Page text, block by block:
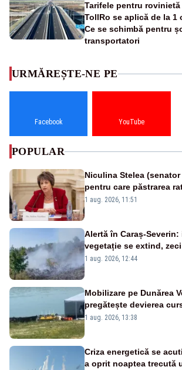
Tarifele pentru
TollRo se aplică de la 1
Ce se schimbă pentru
transportatori
URMĂREȘTE-NE PE
Facebook YouTube
POPULAR
Niculina Stelea
pentru care păstrarea
nu este o reușită pentru
1 aug. 2026, 11:51
Alertă în Caraș-
vegetație se extind,
silvicultori se luptă cu
1 aug. 2026, 12:44
Mobilizare pe Dunărea
pregătește devierea
către Cernavodă – VIDEO
1 aug. 2026, 13:38
Criza energetică se
a oprit noaptea trecută